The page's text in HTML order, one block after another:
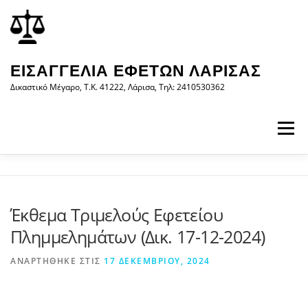
περιεχόμενο
στο
περιεχόμενο
ΕΙΣΑΓΓΕΛΊΑ ΕΦΕΤΏΝ ΛΆΡΙΣΑΣ
Δικαστικό Μέγαρο, Τ.Κ. 41222, Λάρισα, Τηλ: 2410530362
Μενού
ΝΈΑ/ΑΝΑΚΟΙΝΏΣΕΙΣ ΈΝΤΥΠΑ
Έκθεμα Τριμελούς Εφετείου
Πλημμελημάτων (Δικ. 17-12-2024)
ΑΝΑΡΤΉΘΗΚΕ ΣΤΙΣ 17 ΔΕΚΕΜΒΡΊΟΥ, 2024